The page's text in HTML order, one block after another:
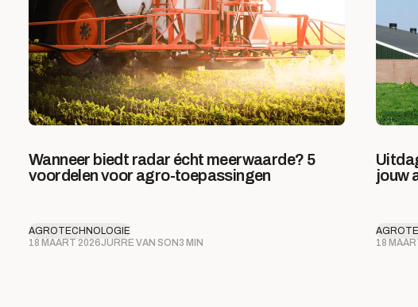
Wanneer biedt radar écht meerwaarde? 5
voordelen voor agro-toepassingen
AGROTECHNOLOGIE
18 MAART 2026JURRE VAN SON3 MIN
jouw
18